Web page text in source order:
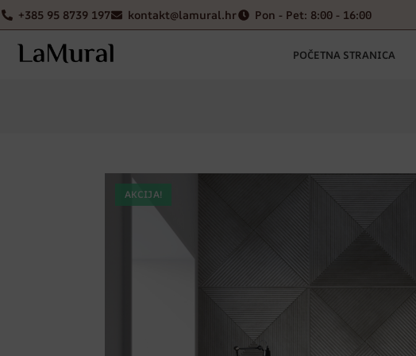
+385 95 8739 197 kontakt@lamural.hr Pon - Pet: 8:00 - 16:00
POČETNA STRANICA
AKCIJA!